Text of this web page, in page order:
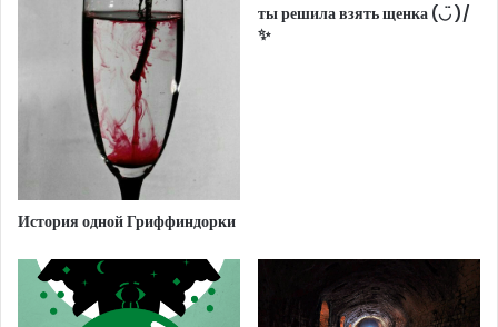
История одной Гриффиндорки
ты решила взять щенка (◡̈ )/
✨